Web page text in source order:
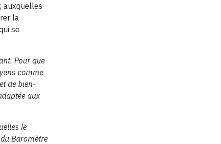
auxquelles
la
se
Pour que
comme
de bien-
aux
le
Baromètre